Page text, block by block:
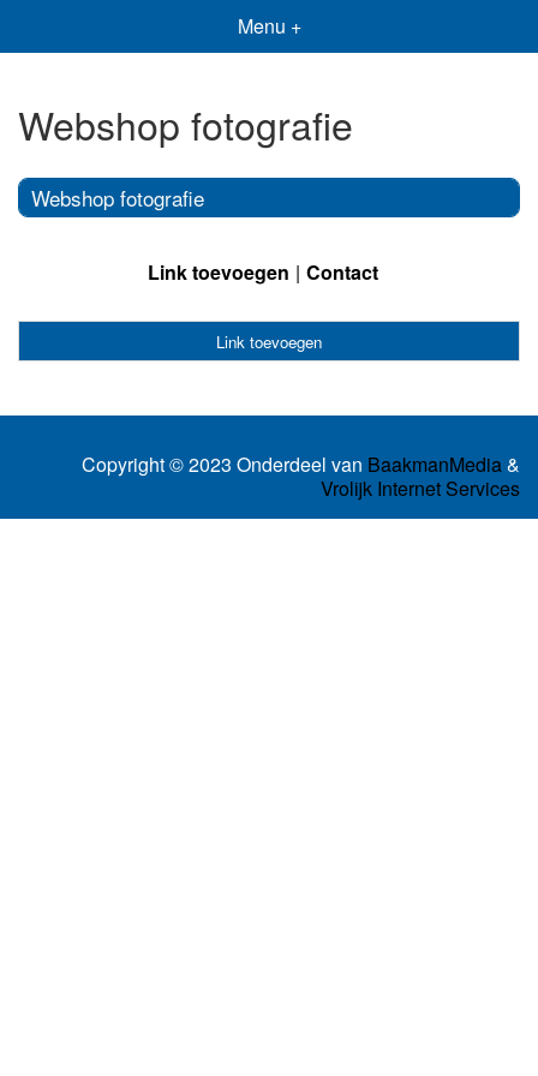
Menu +
Webshop fotografie
Webshop fotografie
Link toevoegen Contact
Link toevoegen
Copyright © 2023 Onderdeel van BaakmanMedia&
Vrolijk Internet Services